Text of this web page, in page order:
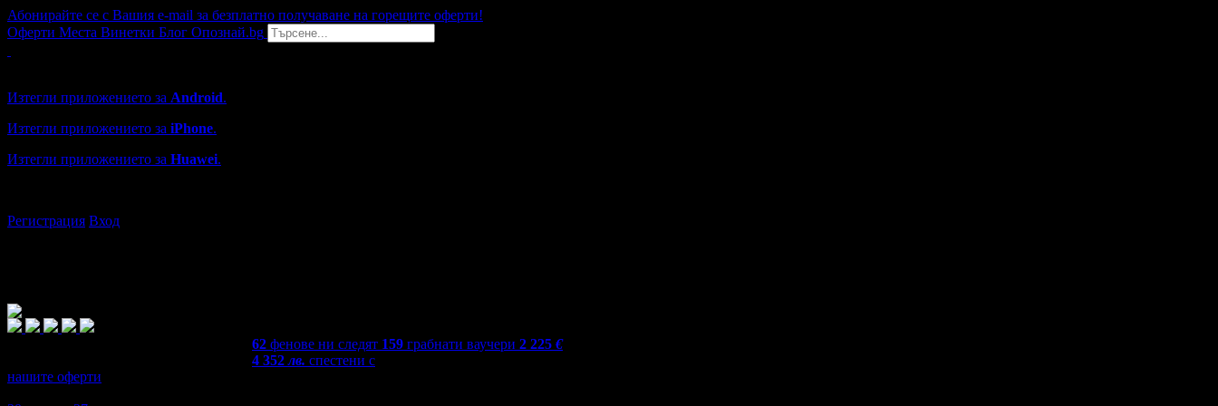
Абонирайте се с Вашия e-mail за безплатно получаване на горещите оферти!
Оферти Места Винетки Блог Опознай.bg
Изтегли приложението за Android.
Изтегли приложението за iPhone.
Изтегли приложението за Huawei.
Регистрация Вход
62 фенове ни следят 159 грабнати ваучери 2 225 €
4 352лв. спестени с
нашите оферти